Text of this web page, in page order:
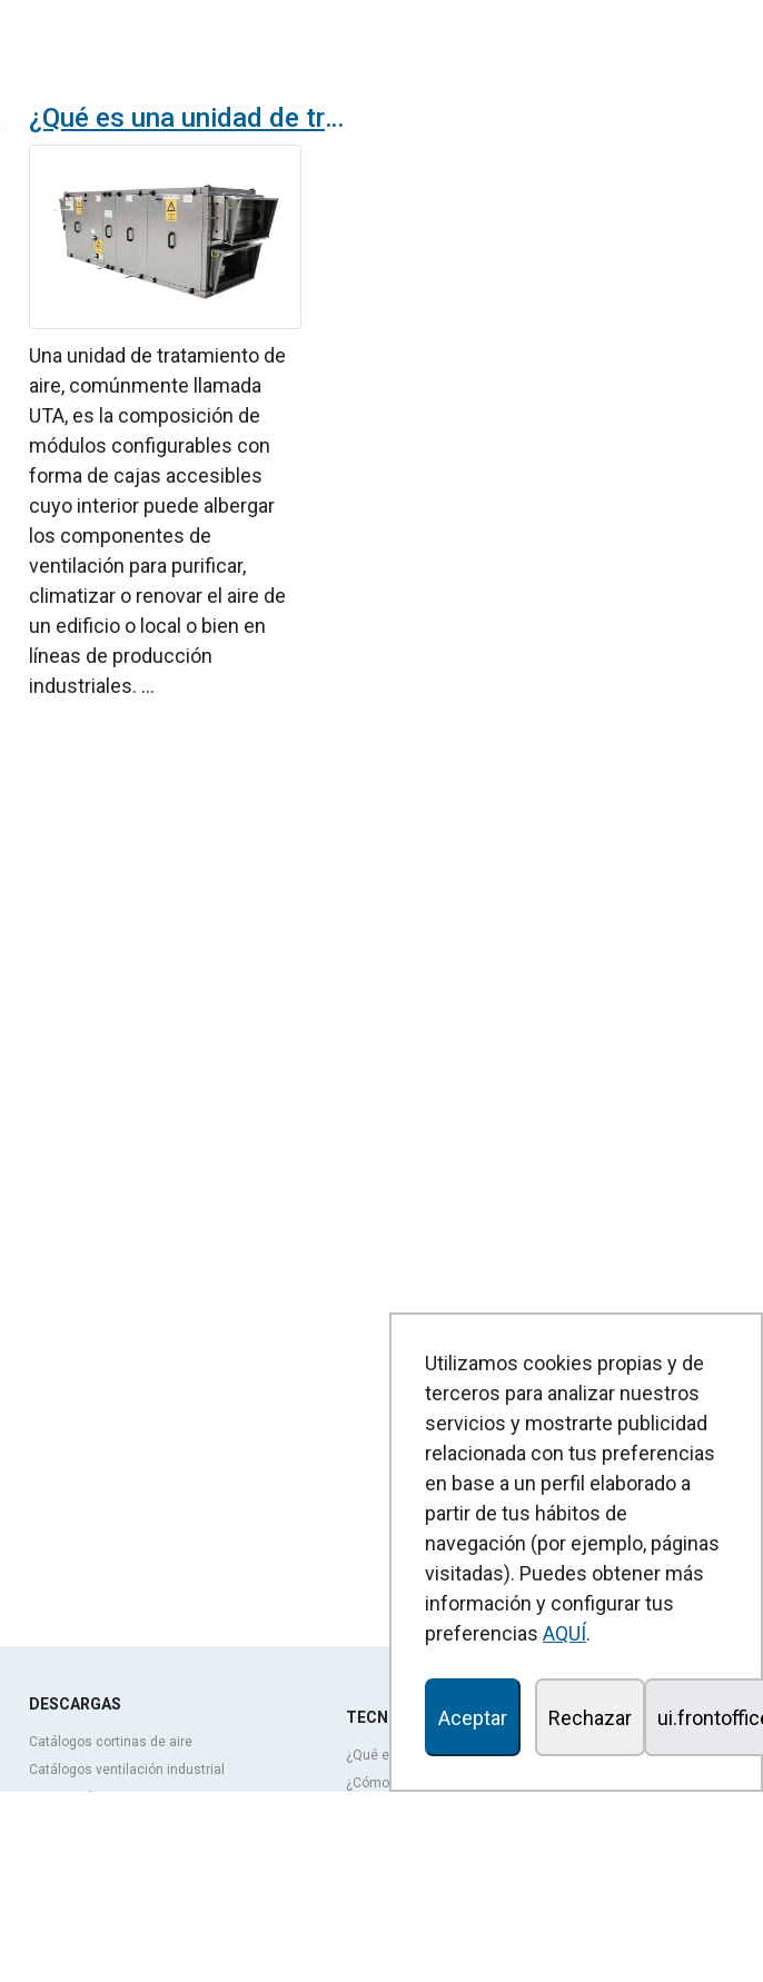
¿Qué es una unidad de tratamiento de aire (UTA)?
Una unidad de tratamiento de
aire, comúnmente llamada
UTA, es la composición de
módulos configurables con
forma de cajas accesibles
cuyo interior puede albergar
los componentes de
ventilación para purificar,
climatizar o renovar el aire de
un edificio o local o bien en
líneas de producción
industriales. ...
DESCARGAS
Catálogos cortinas de aire
Catálogos ventilación industrial
TECNOLOGÍA
¿Qué es una cortina de aire?
¿Cómo funcionan las cortinas de aire?
Utilizamos cookies propias y de
terceros para analizar nuestros
servicios y mostrarte publicidad
relacionada con tus preferencias
en base a un perfil elaborado a
partir de tus hábitos de
navegación (por ejemplo, páginas
visitadas). Puedes obtener más
información y configurar tus
preferencias AQUÍ.
Aceptar Rechazar